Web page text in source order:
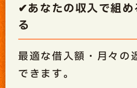
✔あなたの収入で組
る
最適な借入額・月々の
できます。